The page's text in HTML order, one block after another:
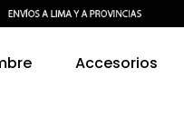
Accesorios